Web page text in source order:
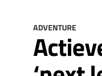
ADVENTURE